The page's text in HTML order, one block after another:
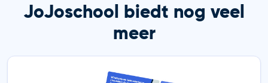
JoJoschool biedt nog veel
meer